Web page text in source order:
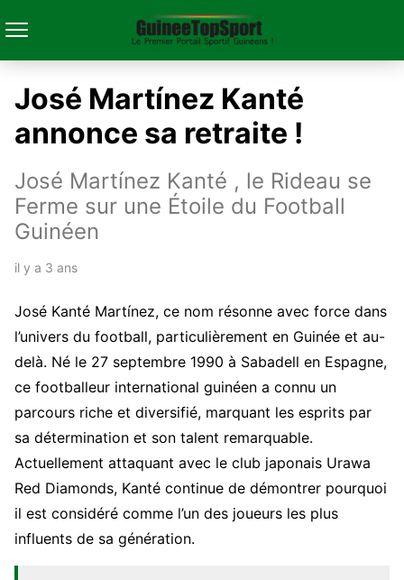
José Martínez Kanté
annonce sa retraite !
José Martínez Kanté , le Rideau se
Ferme sur une Étoile du Football
Guinéen
il y a 3 ans
José Kanté Martínez, ce nom résonne avec force dans
l’univers du football, particulièrement en Guinée et au-
delà. Né le 27 septembre 1990 à Sabadell en Espagne,
ce footballeur international guinéen a connu un
parcours riche et diversifié, marquant les esprits par
sa détermination et son talent remarquable.
Actuellement attaquant avec le club japonais Urawa
Red Diamonds, Kanté continue de démontrer pourquoi
il est considéré comme l’un des joueurs les plus
influents de sa génération.